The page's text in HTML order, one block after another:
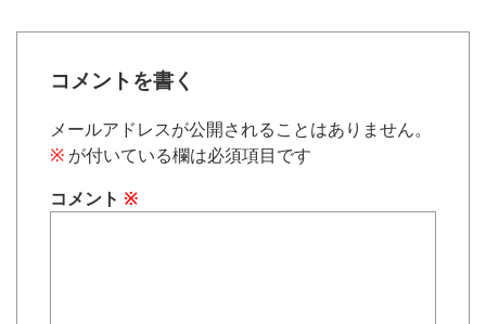
コメントを書く
メールアドレスが公開されることはありません。
※ が付いている欄は必須項目です
コメント ※